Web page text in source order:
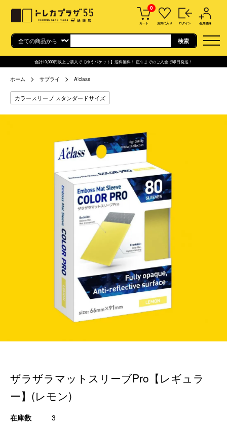
0
カート お気に入り ログイン 会員登録
合計10,000円以上ご購入で【ゆうパケット】送料無料！ 正午までのご入金で即日発送！
ホーム サプライ A'class
カラースリーブ スタンダードサイズ
ザラザラマットスリーブPro【レギュラ
ー】(レモン)
在庫数
3